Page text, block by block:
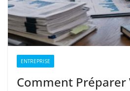
ENTREPRISE
Comment Préparer